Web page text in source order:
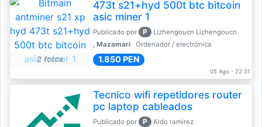
2 fotos
473t s21+hyd 500t btc bitcoin
asic miner 1
Publicado por P
Lizhengoucn Lizhengoucn
, Mazamari
Ordenador / electrónica
1.850 PEN
05 Ago - 22:31
Tecnico wifi repetidores router
pc laptop cableados
Publicado por P
Aldo ramirez